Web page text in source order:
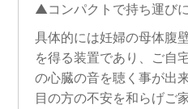
▲コンパクトで持ち運びに
具体的には妊婦の母体腹
を得る装置であり、ご自
の心臓の音を聴く事が出
目の方の不安を和らげご